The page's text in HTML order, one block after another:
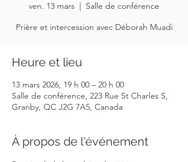
ven. 13 mars
  |
Salle de conférence
Prière et intercession avec Déborah Muadi
Heure et lieu
13 mars 2026, 19 h 00 – 20 h 00
Salle de conférence, 223 Rue St Charles S,
Granby, QC J2G 7A5, Canada
À propos de l'événement